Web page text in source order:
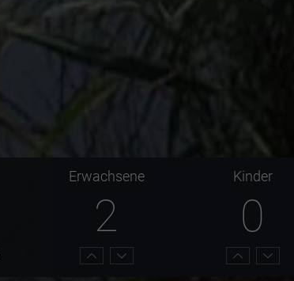
Erwachsene
2
Kinder
0